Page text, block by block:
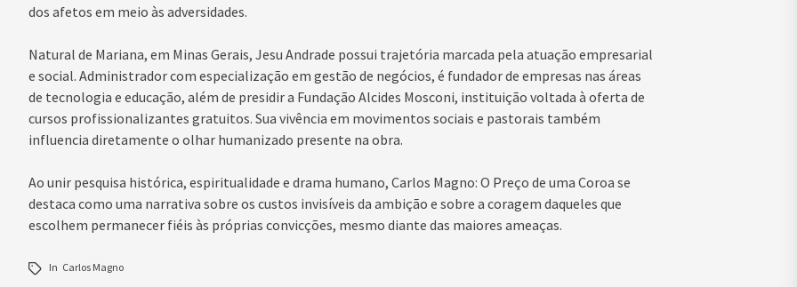
dos afetos em meio às adversidades.
Natural de Mariana, em Minas Gerais, Jesu Andrade possui trajetória marcada pela atuação empresarial
e social. Administrador com especialização em gestão de negócios, é fundador de empresas nas áreas
de tecnologia e educação, além de presidir a Fundação Alcides Mosconi, instituição voltada à oferta de
cursos profissionalizantes gratuitos. Sua vivência em movimentos sociais e pastorais também
influencia diretamente o olhar humanizado presente na obra.
Ao unir pesquisa histórica, espiritualidade e drama humano, Carlos Magno: O Preço de uma Coroa se
destaca como uma narrativa sobre os custos invisíveis da ambição e sobre a coragem daqueles que
escolhem permanecer fiéis às próprias convicções, mesmo diante das maiores ameaças.
In Carlos Magno